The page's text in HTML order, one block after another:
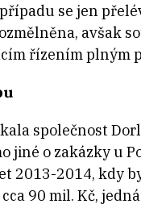
se jen
avšak
řízením plným
společnost
jiné o zakázky u
2013-2014, kdy
90 mil. Kč,